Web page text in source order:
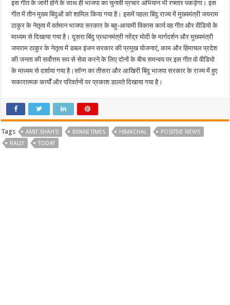
इस गीत के जारी होने के साथ ही भाजपा का चुनावी प्रचार अभियान भी रफ्तार पकड़ेगा। इस
गीत में तीन मुख्य बिंदुओं को शामिल किया गया है। इसमें पहला बिंदु राज्य में मुख्यमंत्री जयराम
ठाकुर के नेतृत्व में वर्तमान भाजपा सरकार के बहु-आयामी विकास कार्य वह गीत और वीडियो के
माध्यम से दिखाया गया है। दूसरा बिंदु प्रधानमंत्री नरेंद्र मोदी के मार्गदर्शन और मुख्यमंत्री
जयराम ठाकुर के नेतृत्व में डबल इंजन सरकार की प्रमुख योजनाएं, काम और हिमाचल प्रदेश
की जनता की सर्वोत्तम रूप से सेवा करने के लिए दोनों के बीच समन्वय पर इस गीत वो वीडियो
के माध्यम से दर्शाया गया है।सॉन्ग का तीसरा और आखिरी बिंदु भाजपा सरकार के राज्य में हुए
सकारात्मक कार्यों और परिवर्तनों पर प्रकाश डालते दिखाया गया है।
Tags AMIT SHAH'S BIYANI TIMES HIMACHAL
POSITIVE NEWS
RALLY
TODAY